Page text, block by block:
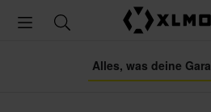
Alles, was deine